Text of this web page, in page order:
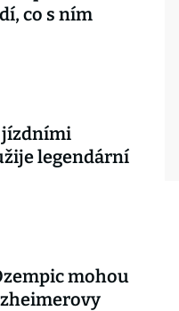
co s ním
jízdními
legendární
mohou